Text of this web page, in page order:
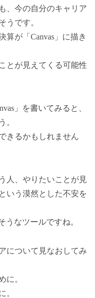
、今の自分のキャリア
うです。
算が「Canvas」に描き
とが見えてくる可能性
」を書いてみると、
。
きるかもしれません
人、やりたいことが見
いう漠然とした不安を
うなツールですね。
について見なおしてみ
に。
。